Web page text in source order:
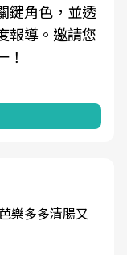
鍵角色，並透
報導。邀請您
樂多多清腸又